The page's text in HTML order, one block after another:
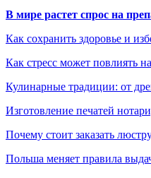
В мире растет спрос на
Как сохранить здоровье и
Как стресс может повлиять
Кулинарные традиции: от
Изготовление печатей
Почему стоит заказать
Польша меняет правила